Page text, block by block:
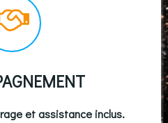
et assistance inclus.